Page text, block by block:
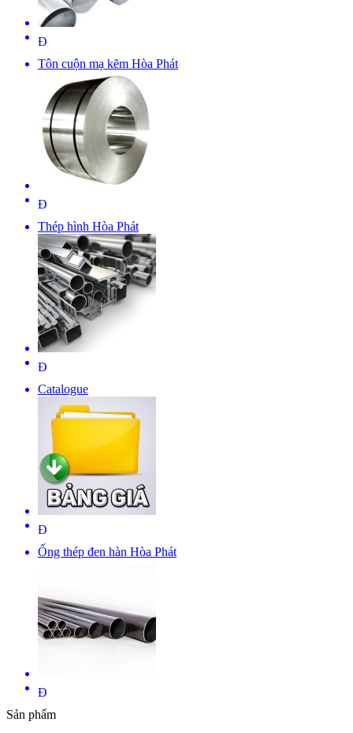
Đ
Tôn cuộn mạ kẽm Hòa Phát
Đ
Thép hình Hòa Phát
Đ
Catalogue
Đ
Ống thép đen hàn Hòa Phát
Đ
Sản phẩm